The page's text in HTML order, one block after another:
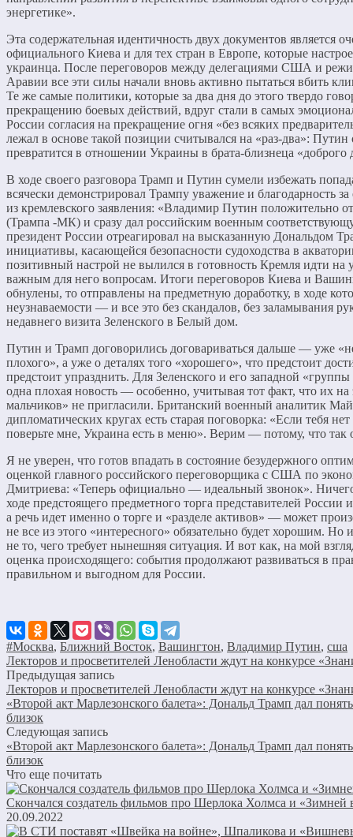
энергетике».
Эта содержательная идентичность двух документов является
официального Киева и для тех стран в Европе, которые
украинца. После переговоров между делегациями США и
Аравии все эти силы начали вновь активно пытаться вбить
Те же самые политики, которые за два дня до этого твердо
прекращению боевых действий, вдруг стали в самых
России согласия на прекращение огня «без всяких
лежал в основе такой позиции считывался на «раз-два»:
превратится в отношении Украины в брата-близнеца
В ходе своего разговора Трамп и Путин сумели избежать
всячески демонстрировал Трампу уважение и благодарность
из кремлевского заявления: «Владимир Путин положительно
(Трампа -МК) и сразу дал российским военным
президент России отреагировал на высказанную Дональдом
инициативы, касающейся безопасности судоходства в
позитивный настрой не вылился в готовность Кремля идти
важным для него вопросам. Итоги переговоров Киева и
обнулены, то отправлены на предметную доработку, в ходе
неузнаваемости — и все это без скандалов, без заламывания
недавнего визита Зеленского в Белый дом.
Путин и Трамп договорились договариваться дальше — уже
плохого», а уже о деталях того «хорошего», что предстоит
предстоит упразднить. Для Зеленского и его западной
одна плохая новость — особенно, учитывая тот факт, что их
мальчиков» не пригласили. Британский военный аналитик
дипломатических кругах есть старая поговорка: «Если тебя
поверьте мне, Украина есть в меню». Верим — потому, что так
Я не уверен, что готов впадать в состояние безудержного
оценкой главного российского переговорщика с США по
Дмитриева: «Теперь официально — идеальный звонок».
ходе предстоящего предметного торга представителей
а речь идет именно о торге и «разделе активов» — может
не все из этого «интересного» обязательно будет хорошим.
не то, чего требует нынешняя ситуация. И вот как, на мой
оценка происходящего: события продолжают развиваться в
правильном и выгодном для России.
#Москва, Ближний Восток, Вашингтон, Владимир Путин, сша
Лекторов и просветителей Ленобласти ждут на конкурсе
Предыдущая запись
Лекторов и просветителей Ленобласти ждут на конкурсе
«Второй акт Марлезонского балета»: Дональд Трамп дал
близок
Следующая запись
«Второй акт Марлезонского балета»: Дональд Трамп дал
близок
Что еще почитать
Скончался создатель фильмов про Шерлока Холмса и
20.09.2022